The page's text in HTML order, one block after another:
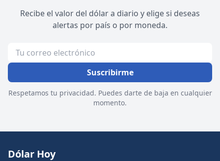
Recibe el valor del dólar a diario y elige si deseas
alertas por país o por moneda.
Suscribirme
Respetamos tu privacidad. Puedes darte de baja en cualquier
momento.
Dólar Hoy